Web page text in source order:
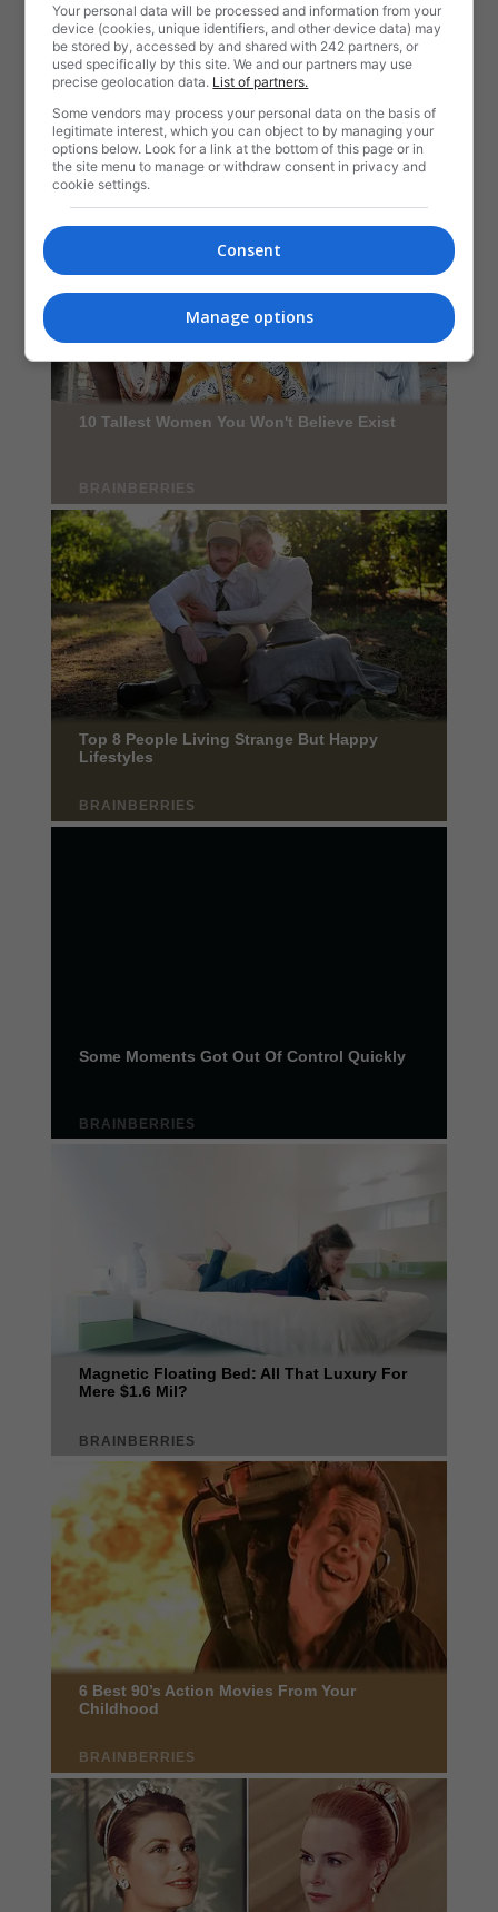
Your personal data will be processed and information from your
device (cookies, unique identifiers, and other device data) may
be stored by, accessed by and shared with 242 partners, or
used specifically by this site. We and our partners may use
precise geolocation data. List of partners.
Some vendors may process your personal data on the basis of
legitimate interest, which you can object to by managing your
options below. Look for a link at the bottom of this page or in
the site menu to manage or withdraw consent in privacy and
cookie settings.
Consent
Manage options